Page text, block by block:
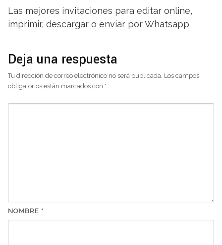
Las mejores invitaciones para editar online,
imprimir, descargar o enviar por Whatsapp
Deja una respuesta
Tu dirección de correo electrónico no será publicada. Los campos
obligatorios están marcados con *
NOMBRE *